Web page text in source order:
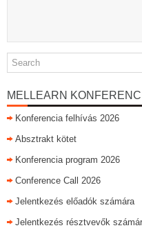
MELLEARN
Konferencia felhívás 2026
Absztrakt kötet
Konferencia program 2026
Conference Call 2026
Jelentkezés előadók számára
Jelentkezés résztvevők